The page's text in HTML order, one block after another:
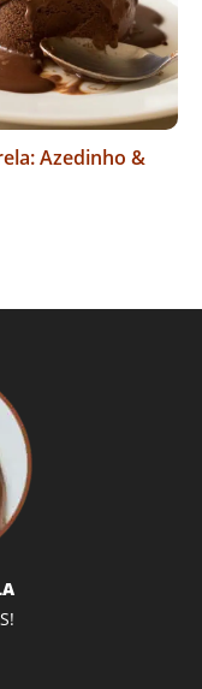
Azedinho &